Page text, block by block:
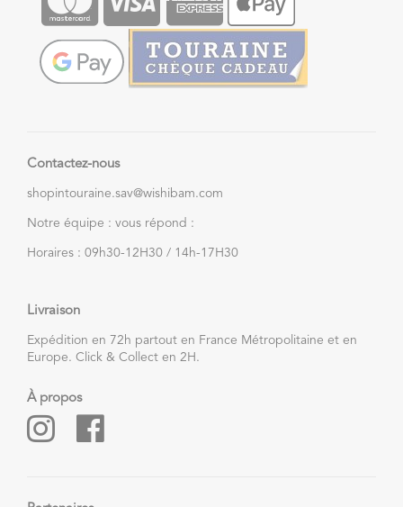
Contactez-nous
shopintouraine.sav@wishibam.com
Notre équipe : vous répond :
Horaires : 09h30-12H30 / 14h-17H30
Livraison
Expédition en 72h partout en France Métropolitaine et en
Europe. Click & Collect en 2H.
À propos